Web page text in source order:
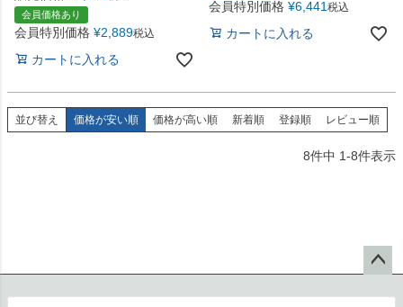
会員価格あり
会員特別価格 ¥2,889税込
カートに入れる
会員特別価格 ¥6,441 税込
カートに入れる
並び替え 価格が安い順 価格が高い順 新着順 登録順 レビュー順
8件中 1-8件表示